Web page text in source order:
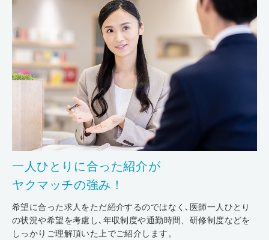
一人ひとりに合った紹介が
ヤクマッチの強み！
希望に合った求人をただ紹介するのではなく､医師一人ひとり
の状況や希望を考慮し､年収制度や通勤時間、研修制度などを
しっかりご理解頂いた上でご紹介します。